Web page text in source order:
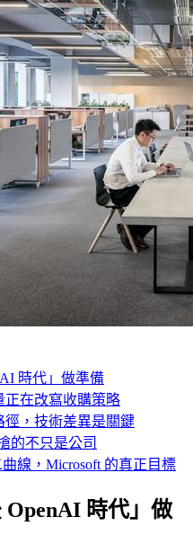
時代」做準備
正在改寫收購策略
徑，技術差異是關鍵
的不只是公司
線，Microsoft 的真正目標
時代」做